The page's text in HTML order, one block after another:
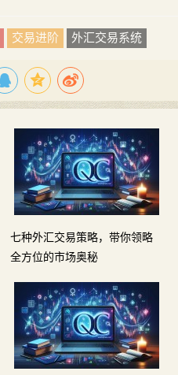
交易进阶 外汇交易系统
七种外汇交易策略，带你领略
全方位的市场奥秘